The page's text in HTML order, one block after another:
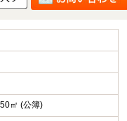
㎡ (公簿)